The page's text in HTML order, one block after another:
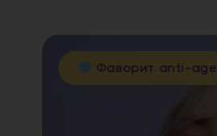
Фаворит anti-age